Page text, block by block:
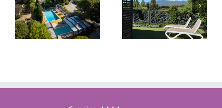
Chalet Sésame au
Camping Les Verguettes
: confort et vue Ventoux
Les nouveautés et
rénovations pour la
Saison 2026